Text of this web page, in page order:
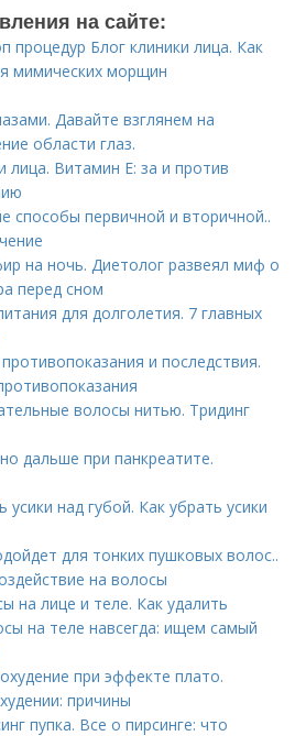
на сайте:
Блог клиники лица. Как
мимических морщин
Давайте взглянем на
области глаз.
лица. Витамин Е: за и против
способы первичной и вторичной..
на ночь. Диетолог развеял миф о
перед сном
для долголетия. 7 главных
и последствия.
волосы нитью. Тридинг
дальше при панкреатите.
над губой. Как убрать усики
для тонких пушковых волос..
на волосы
на лице и теле. Как удалить
на теле навсегда: ищем самый
при эффекте плато.
причины
пупка. Все о пирсинге: что